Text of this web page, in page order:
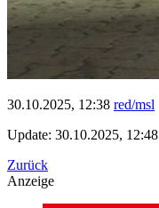
30.10.2025, 12:38 red/msl
Update: 30.10.2025, 12:48
Zurück
Anzeige